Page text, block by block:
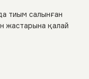
тиым салынған
жастарына қалай